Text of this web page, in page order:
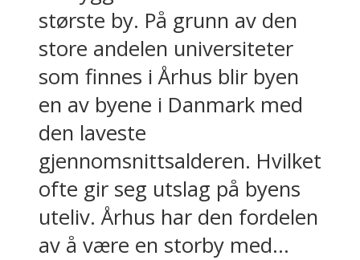
største by. På grunn av den
store andelen universiteter
som finnes i Århus blir byen
en av byene i Danmark med
den laveste
gjennomsnittsalderen. Hvilket
ofte gir seg utslag på byens
uteliv. Århus har den fordelen
av å være en storby med...